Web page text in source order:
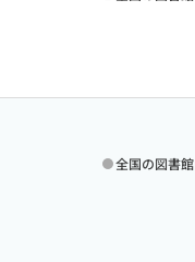
全国の図書館